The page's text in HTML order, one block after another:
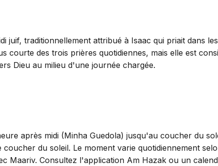
juif, traditionnellement attribué à Isaac qui priait dans
courte des trois prières quotidiennes, mais elle est
Dieu au milieu d'une journée chargée.
après midi (Minha Guedola) jusqu'au coucher du
du soleil. Le moment varie quotidiennement
Maariv. Consultez l'application Am Hazak ou un